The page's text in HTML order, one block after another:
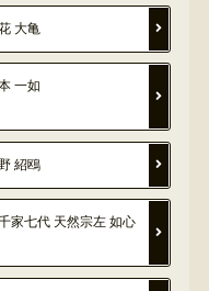
大亀
一如
紹鴎
家七代 天然宗左 如心